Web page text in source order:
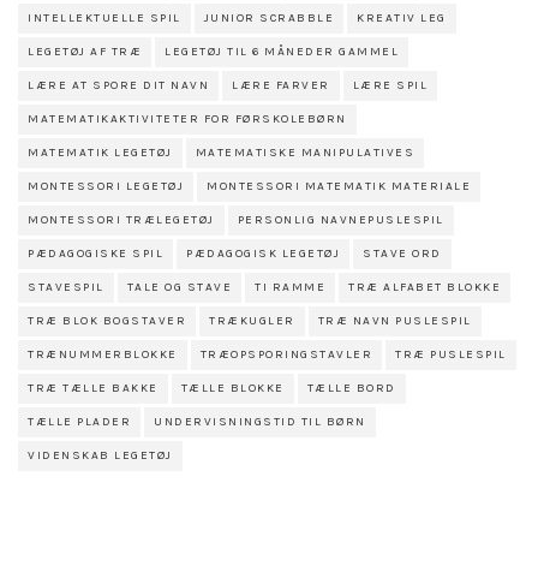
INTELLEKTUELLE SPIL JUNIOR SCRABBLE KREATIV LEG
LEGETØJ AF TRÆ LEGETØJ TIL 6 MÅNEDER GAMMEL
LÆRE AT SPORE DIT NAVN LÆRE FARVER LÆRE SPIL
MATEMATIKAKTIVITETER FOR FØRSKOLEBØRN
MATEMATIK LEGETØJ MATEMATISKE MANIPULATIVES
MONTESSORI LEGETØJ MONTESSORI MATEMATIK MATERIALE
MONTESSORI TRÆLEGETØJ PERSONLIG NAVNEPUSLESPIL
PÆDAGOGISKE SPIL PÆDAGOGISK LEGETØJ STAVE ORD
STAVESPIL TALE OG STAVE TI RAMME TRÆ ALFABET BLOKKE
TRÆ BLOK BOGSTAVER TRÆKUGLER TRÆ NAVN PUSLESPIL
TRÆNUMMERBLOKKE TRÆOPSPORINGSTAVLER TRÆ PUSLESPIL
TRÆ TÆLLE BAKKE TÆLLE BLOKKE TÆLLE BORD
TÆLLE PLADER UNDERVISNINGSTID TIL BØRN
VIDENSKAB LEGETØJ